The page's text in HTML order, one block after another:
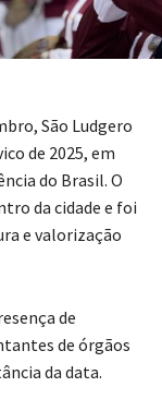
São Ludgero
de 2025, em
do Brasil. O
da cidade e foi
e valorização
de
de órgãos
da data.